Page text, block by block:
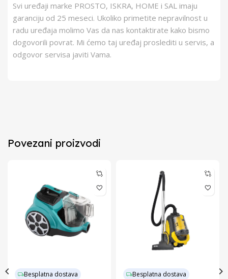
Svi uređaji marke PROSTO, ISKRA, HOME i SAL imaju
garanciju od 25 meseci. Ukoliko primetite nepravilnost u
radu uređaja molimo Vas da nas kontaktirate kako bismo
dogovorili povrat. Mi ćemo taj uređaj proslediti u servis, a
odgovor servisa javiti Vama.
Povezani proizvodi
Besplatna dostava Besplatna dostava